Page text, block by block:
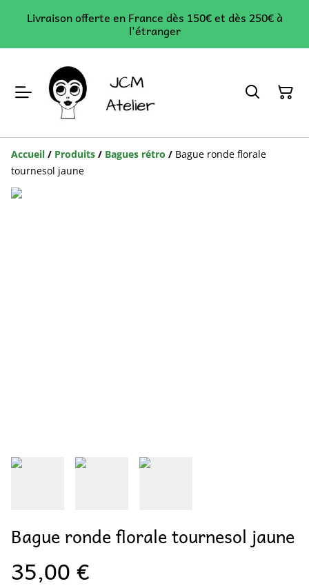
Livraison offerte en France dès 150€ et dès 250€ à
l'étranger
Accueil / Produits / Bagues rétro / Bague ronde florale
tournesol jaune
Bague ronde florale tournesol jaune
35,00 €